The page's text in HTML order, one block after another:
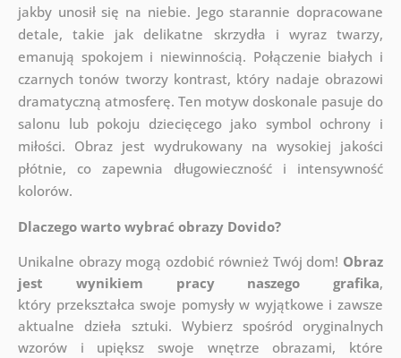
jakby unosił się na niebie. Jego starannie dopracowane
detale, takie jak delikatne skrzydła i wyraz twarzy,
emanują spokojem i niewinnością. Połączenie białych i
czarnych tonów tworzy kontrast, który nadaje obrazowi
dramatyczną atmosferę. Ten motyw doskonale pasuje do
salonu lub pokoju dziecięcego jako symbol ochrony i
miłości. Obraz jest wydrukowany na wysokiej jakości
płótnie, co zapewnia długowieczność i intensywność
kolorów.
Dlaczego warto wybrać obrazy Dovido?
Unikalne obrazy mogą ozdobić również Twój dom! Obraz
jest wynikiem pracy naszego grafika,
który przekształca swoje pomysły w wyjątkowe i zawsze
aktualne dzieła sztuki. Wybierz spośród oryginalnych
wzorów i upiększ swoje wnętrze obrazami, które